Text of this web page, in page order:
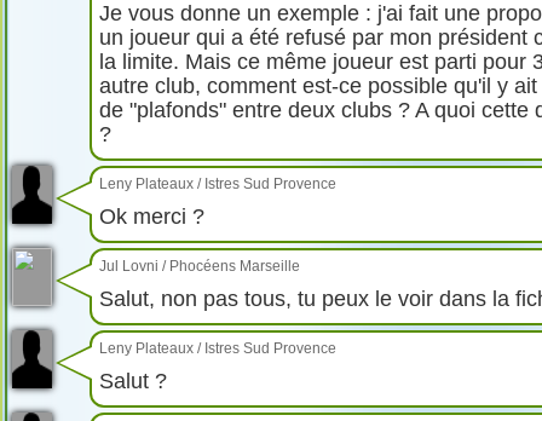
Je vous donne un exemple : j'ai fait une
un joueur qui a été refusé par mon président
la limite. Mais ce même joueur est parti pour
autre club, comment est-ce possible qu'il y
de "plafonds" entre deux clubs ? A quoi cette
?
Leny Plateaux / Istres Sud Provence
Ok merci ?
Jul Lovni / Phocéens Marseille
Salut, non pas tous, tu peux le voir dans la
Leny Plateaux / Istres Sud Provence
Salut ?